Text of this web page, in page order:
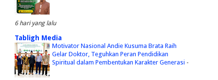
6 hari yang lalu
Tabligh Media
Motivator Nasional Andie Kusuma Brata Raih
Gelar Doktor, Teguhkan Peran Pendidikan
Spiritual dalam Pembentukan Karakter Generasi -